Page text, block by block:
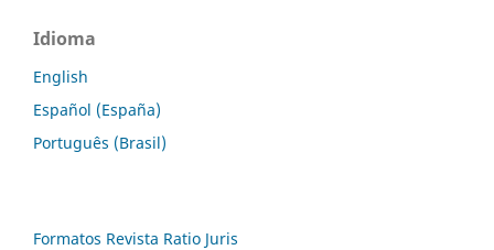
Idioma
English
Español (España)
Português (Brasil)
Formatos Revista Ratio Juris